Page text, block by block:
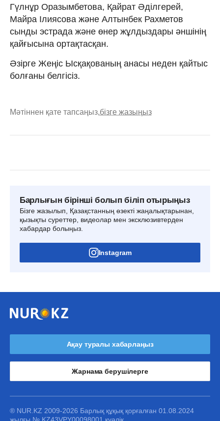
Гүлнұр Оразымбетова, Қайрат Әділгерей,
Майра Ілиясова және Алтынбек Рахметов
сынды эстрада және өнер жұлдыздары әншінің
қайғысына ортақтасқан.
Әзірге Жеңіс Ысқақованың анасы неден қайтыс
болғаны белгісіз.
Мәтіннен қате тапсаңыз,бізге жазыңыз
Барлығын бірінші болып біліп отырыңыз
Бізге жазылып, Қазақстанның өзекті жаңалықтарынан,
қызықты суреттер, видеолар мен эксклюзивтерден
хабардар болыңыз.
Instagram
Ақау туралы хабарлаңыз
Жарнама берушілерге
® NUR.KZ 2009-2026 Барлық құқық қорғалған 01.08.2024
жылғы № KZ43VPY00098001 куәлік.